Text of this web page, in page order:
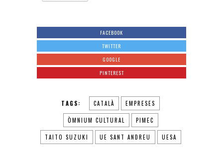
FACEBOOK
TWITTER
GOOGLE
PINTEREST
TAGS: CATALÀ EMPRESES
ÒMNIUM CULTURAL PIMEC
TAITO SUZUKI UE SANT ANDREU UESA